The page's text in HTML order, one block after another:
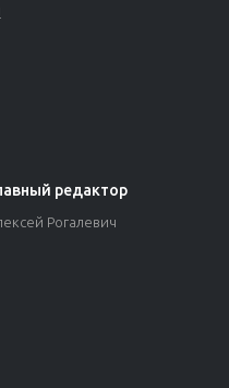
редактор
Рогалевич